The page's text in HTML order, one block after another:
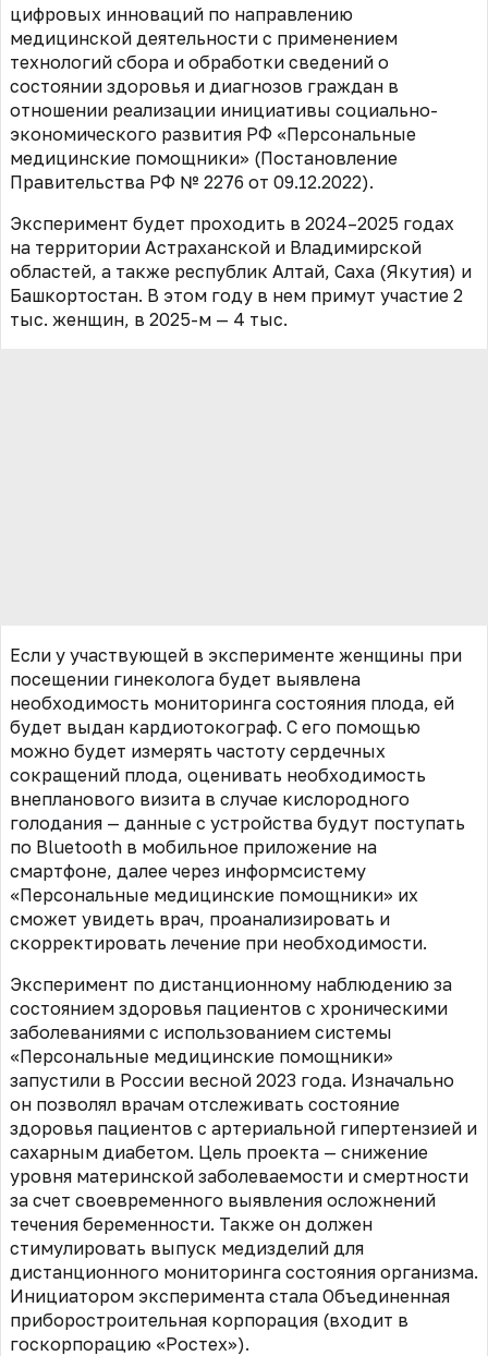
цифровых инноваций по направлению
медицинской деятельности с применением
технологий сбора ‎ и обработки сведений о
состоянии здоровья и диагнозов граждан в
отношении реализации инициативы социально-
экономического развития РФ «Персональные
медицинские помощники» (Постановление
Правительства РФ № 2276 от 09.12.2022).
Эксперимент будет проходить в 2024–2025 годах
на территории Астраханской и Владимирской
областей, а также республик Алтай, Саха (Якутия) и
Башкортостан. В этом году в нем примут участие 2
тыс. женщин, в 2025-м — 4 тыс.
Если у участвующей в эксперименте женщины при
посещении гинеколога будет выявлена
необходимость мониторинга состояния плода, ей
будет выдан кардиотокограф. С его помощью
можно будет измерять частоту сердечных
сокращений плода, оценивать необходимость
внепланового визита в случае кислородного
голодания — данные с устройства будут поступать
по Bluetooth в мобильное приложение на
смартфоне, далее через информсистему
«Персональные медицинские помощники» их
сможет увидеть врач, проанализировать и
скорректировать лечение при необходимости.
Эксперимент по дистанционному наблюдению за
состоянием здоровья пациентов с хроническими
заболеваниями с использованием системы
«Персональные медицинские помощники»
запустили в России весной 2023 года. Изначально
он позволял врачам отслеживать состояние
здоровья пациентов с артериальной гипертензией и
сахарным диабетом. Цель проекта — снижение
уровня материнской заболеваемости и смертности
за счет своевременного выявления осложнений
течения беременности. Также он должен
стимулировать выпуск медизделий для
дистанционного мониторинга состояния организма.
Инициатором эксперимента стала Объединенная
приборостроительная корпорация (входит в
госкорпорацию «Ростех»).